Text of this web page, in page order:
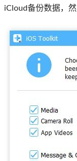
iCloud备份数据，